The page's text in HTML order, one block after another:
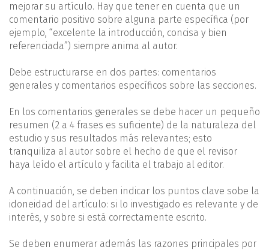
mejorar su artículo. Hay que tener en cuenta que un
comentario positivo sobre alguna parte específica (por
ejemplo, “excelente la introducción, concisa y bien
referenciada”) siempre anima al autor.
Debe estructurarse en dos partes: comentarios
generales y comentarios específicos sobre las secciones.
En los comentarios generales se debe hacer un pequeño
resumen (2 a 4 frases es suficiente) de la naturaleza del
estudio y sus resultados más relevantes; esto
tranquiliza al autor sobre el hecho de que el revisor
haya leído el artículo y facilita el trabajo al editor.
A continuación, se deben indicar los puntos clave sobe la
idoneidad del artículo: si lo investigado es relevante y de
interés, y sobre si está correctamente escrito.
Se deben enumerar además las razones principales por